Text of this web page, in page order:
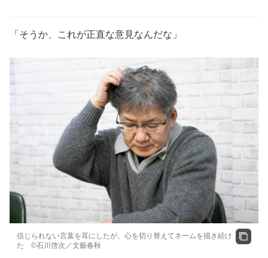
「そうか、これが正直な意見なんだな」
信じられない言葉を耳にしたが、心を切り替えてネームを描き続け
た ©石川啓次／文藝春秋